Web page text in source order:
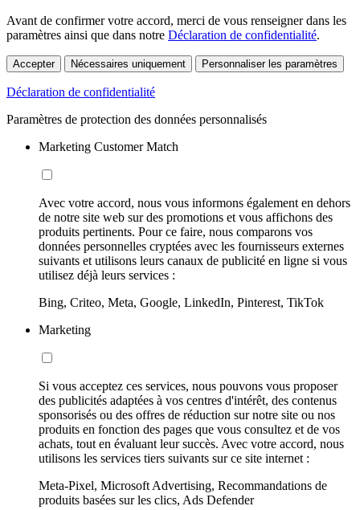
Avant de confirmer votre accord, merci de vous renseigner dans les
paramètres ainsi que dans notre Déclaration de confidentialité.
Accepter Nécessaires uniquement Personnaliser les paramètres
Déclaration de confidentialité
Paramètres de protection des données personnalisés
Marketing Customer Match
Avec votre accord, nous vous informons également en dehors
de notre site web sur des promotions et vous affichons des
produits pertinents. Pour ce faire, nous comparons vos
données personnelles cryptées avec les fournisseurs externes
suivants et utilisons leurs canaux de publicité en ligne si vous
utilisez déjà leurs services :
Bing, Criteo, Meta, Google, LinkedIn, Pinterest, TikTok
Marketing
Si vous acceptez ces services, nous pouvons vous proposer
des publicités adaptées à vos centres d'intérêt, des contenus
sponsorisés ou des offres de réduction sur notre site ou nos
produits en fonction des pages que vous consultez et de vos
achats, tout en évaluant leur succès. Avec votre accord, nous
utilisons les services tiers suivants sur ce site internet :
Meta-Pixel, Microsoft Advertising, Recommandations de
produits basées sur les clics, Ads Defender